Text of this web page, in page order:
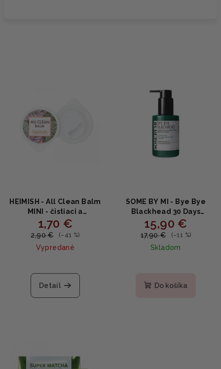
HEIMISH - All Clean Balm
MINI - čistiaci a
odličovací balzam 5ml
1,70 €
2,90 € (–41 %)
Vypredané
Detail
SOME BY MI - Bye Bye
Blackhead 30 Days
Miracle Green Tea Tox
Bubble Cleanser -
Čistienie pre
problematickú pleť so
15,90 €
17,90 € (–11 %)
Skladom
Do košíka